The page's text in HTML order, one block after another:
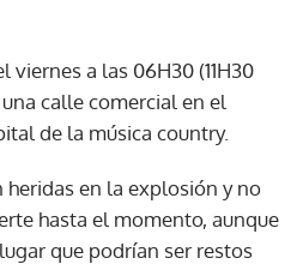
viernes a las 06H30 (11H30
calle comercial en el
de la música country.
en la explosión y no
hasta el momento, aunque
que podrían ser restos